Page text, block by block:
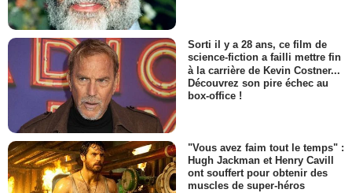
Sorti il y a 28 ans, ce film de
science-fiction a failli mettre fin
à la carrière de Kevin Costner...
Découvrez son pire échec au
box-office !
"Vous avez faim tout le temps" :
Hugh Jackman et Henry Cavill
ont souffert pour obtenir des
muscles de super-héros